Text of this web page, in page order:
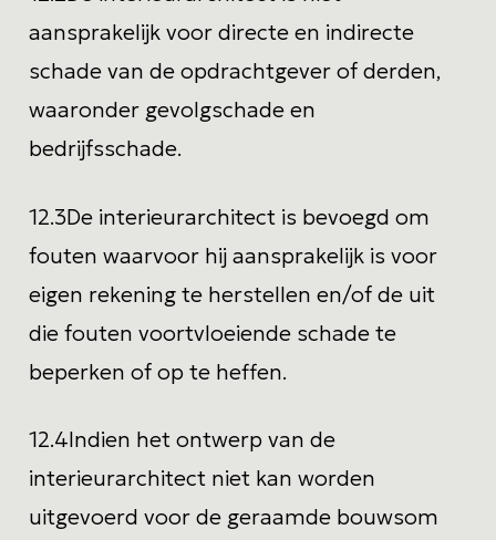
aansprakelijk voor directe en indirecte
schade van de opdrachtgever of derden,
waaronder gevolgschade en
bedrijfsschade.
12.3De interieurarchitect is bevoegd om
fouten waarvoor hij aansprakelijk is voor
eigen rekening te herstellen en/of de uit
die fouten voortvloeiende schade te
beperken of op te heffen.
12.4Indien het ontwerp van de
interieurarchitect niet kan worden
uitgevoerd voor de geraamde bouwsom